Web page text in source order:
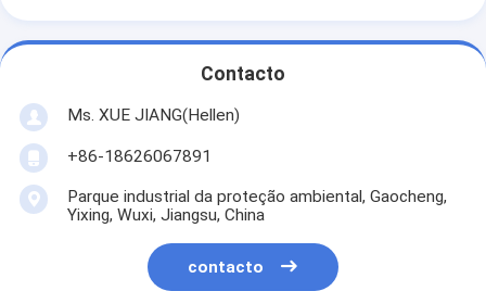
Contacto
Ms. XUE JIANG(Hellen)
+86-18626067891
Parque industrial da proteção ambiental, Gaocheng,
Yixing, Wuxi, Jiangsu, China
contacto